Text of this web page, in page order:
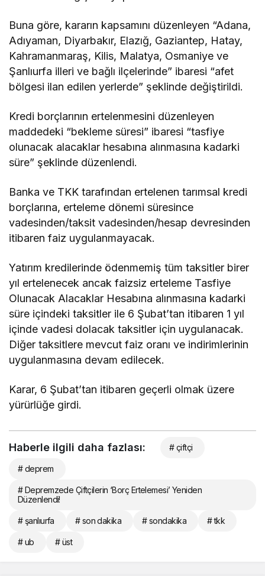
Buna göre, kararın kapsamını düzenleyen “Adana,
Adıyaman, Diyarbakır, Elazığ, Gaziantep, Hatay,
Kahramanmaraş, Kilis, Malatya, Osmaniye ve
Şanlıurfa illeri ve bağlı ilçelerinde” ibaresi “afet
bölgesi ilan edilen yerlerde” şeklinde değiştirildi.
Kredi borçlarının ertelenmesini düzenleyen
maddedeki “bekleme süresi” ibaresi “tasfiye
olunacak alacaklar hesabına alınmasına kadarki
süre” şeklinde düzenlendi.
Banka ve TKK tarafından ertelenen tarımsal kredi
borçlarına, erteleme dönemi süresince
vadesinden/taksit vadesinden/hesap devresinden
itibaren faiz uygulanmayacak.
Yatırım kredilerinde ödenmemiş tüm taksitler birer
yıl ertelenecek ancak faizsiz erteleme Tasfiye
Olunacak Alacaklar Hesabına alınmasına kadarki
süre içindeki taksitler ile 6 Şubat’tan itibaren 1 yıl
içinde vadesi dolacak taksitler için uygulanacak.
Diğer taksitlere mevcut faiz oranı ve indirimlerinin
uygulanmasına devam edilecek.
Karar, 6 Şubat’tan itibaren geçerli olmak üzere
yürürlüğe girdi.
Haberle ilgili daha fazlası: # çiftçi
# deprem
# Depremzede Çiftçilerin ‘Borç Ertelemesi’ Yeniden
Düzenlendi!
# şanlıurfa # son dakika # sondakika # tkk
# ub # üst